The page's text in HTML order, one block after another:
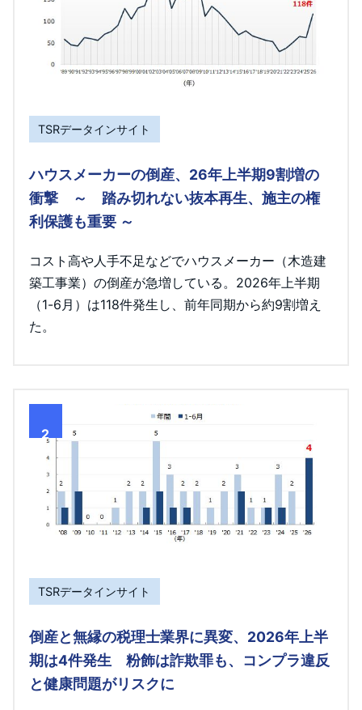
TSRデータインサイト
ハウスメーカーの倒産、26年上半期9割増の
衝撃 ～ 踏み切れない抜本再生、施主の権
利保護も重要 ～
コスト高や人手不足などでハウスメーカー（木造建
築工事業）の倒産が急増している。2026年上半期
（1-6月）は118件発生し、前年同期から約9割増え
た。
2
TSRデータインサイト
倒産と無縁の税理士業界に異変、2026年上半
期は4件発生 粉飾は詐欺罪も、コンプラ違反
と健康問題がリスクに